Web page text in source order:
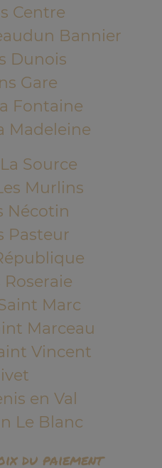
Centre
Bannier
Dunois
Gare
Fontaine
Madeleine
Source
Murlins
Nécotin
Pasteur
Marc
Marceau
Vincent
en Val
Le Blanc
du paiement